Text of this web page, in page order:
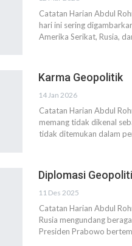
Catatan Harian Abdul
hari ini sering
Amerika Serikat, Rusia,
Karma Geopolitik
14 Jan 2026
Catatan Harian Abdul
memang tidak dikenal
tidak ditemukan dalam
Diplomasi
11 Des 2025
Catatan Harian Abdul
Rusia mengundang
Presiden Prabowo